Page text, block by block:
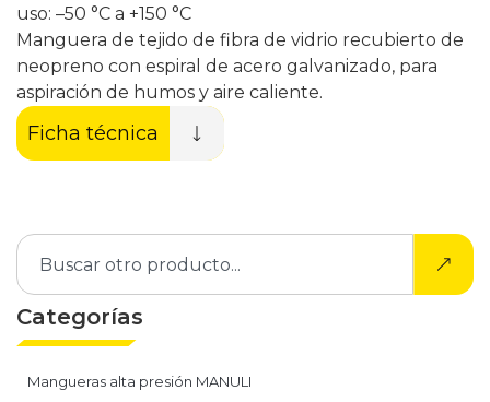
uso: –50 °C a +150 °C
Manguera de tejido de fibra de vidrio recubierto de
neopreno con espiral de acero galvanizado, para
aspiración de humos y aire caliente.
Ficha técnica
Categorías
Mangueras alta presión MANULI